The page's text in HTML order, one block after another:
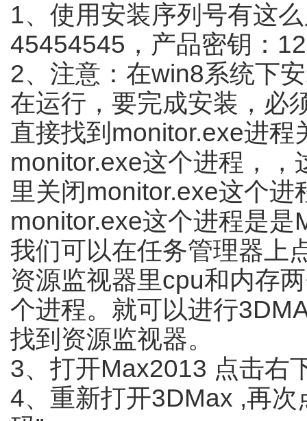
1、使用安装序列号有这
45454545，产品密钥：
2、注意：在win8系统下
在运行，要完成安装，必
直接找到monitor.exe进
monitor.exe这个进程，
里关闭monitor.exe这个
monitor.exe这个进程是
我们可以在任务管理器上
资源监视器里cpu和内存
个进程。就可以进行
找到资源监视器。
3、打开Max2013 点击右
4、重新打开3DMax ,再